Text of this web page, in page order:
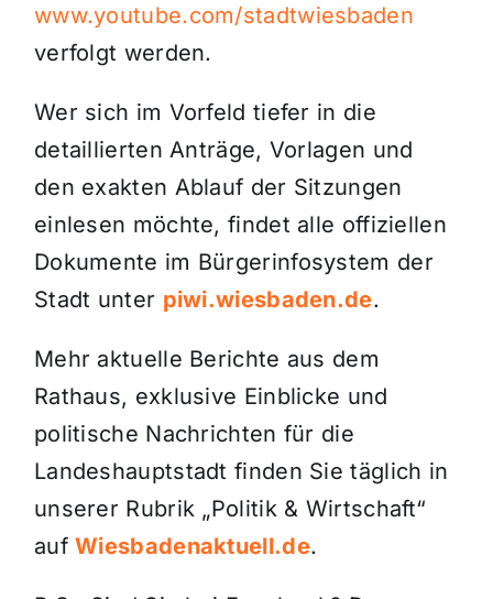
www.youtube.com/stadtwiesbaden
verfolgt werden.
Wer sich im Vorfeld tiefer in die
detaillierten Anträge, Vorlagen und
den exakten Ablauf der Sitzungen
einlesen möchte, findet alle offiziellen
Dokumente im Bürgerinfosystem der
Stadt unter piwi.wiesbaden.de.
Mehr aktuelle Berichte aus dem
Rathaus, exklusive Einblicke und
politische Nachrichten für die
Landeshauptstadt finden Sie täglich in
unserer Rubrik „Politik & Wirtschaft“
aufWiesbadenaktuell.de.